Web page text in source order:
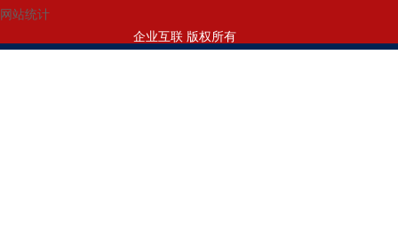
网站统计
企业互联 版权所有